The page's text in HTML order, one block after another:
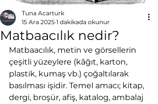
Matbaacılık nedir?
Tuna Acarturk
15 Ara 2025 1 dakikada okunur
Matbaacılık, metin ve görsellerin
çeşitli yüzeylere (kâğıt, karton,
plastik, kumaş vb.) çoğaltılarak
basılması işidir. Temel amacı; kitap,
dergi, broşür, afiş, katalog, ambalaj